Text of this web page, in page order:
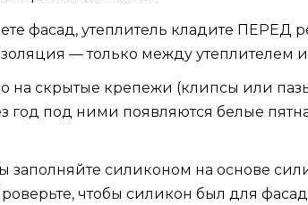
фасад, утеплитель кладите ПЕРЕД
— только между утеплителем и
на скрытые крепежи (клипсы или
год под ними появляются белые
заполняйте силиконом на основе
чтобы силикон был для